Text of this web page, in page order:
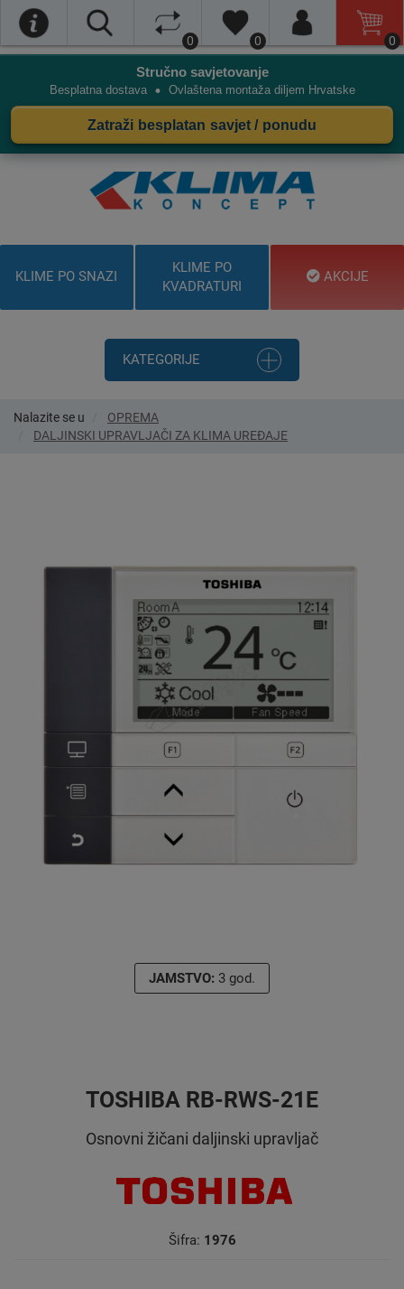
0 0 0
Stručno savjetovanje
Besplatna dostava • Ovlaštena montaža diljem Hrvatske
Zatraži besplatan savjet / ponudu
KLIME PO SNAZI
KLIME PO
KVADRATURI
AKCIJE
KATEGORIJE
Nalazite se u
OPREMA
DALJINSKI UPRAVLJAČI ZA KLIMA UREĐAJE
JAMSTVO: 3 god.
TOSHIBA RB-RWS-21E
Osnovni žičani daljinski upravljač
Šifra: 1976